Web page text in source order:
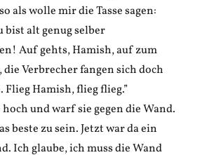
als wolle mir die Tasse sagen:
bist alt genug selber
Auf gehts, Hamish, auf zum
Verbrecher fangen sich doch
Hamish, flieg flieg.”
hoch und warf sie gegen die Wand.
beste zu sein. Jetzt war da ein
Ich glaube, ich muss die Wand